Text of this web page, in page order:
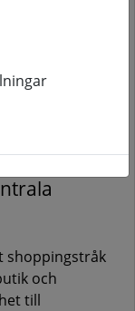
shoppingstråk
och
till